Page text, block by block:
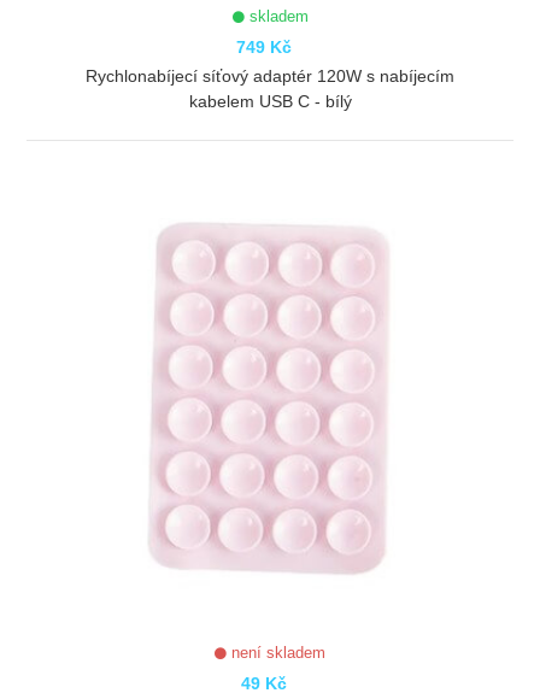
skladem
749 Kč
Rychlonabíjecí síťový adaptér 120W s nabíjecím
kabelem USB C - bílý
není skladem
49 Kč